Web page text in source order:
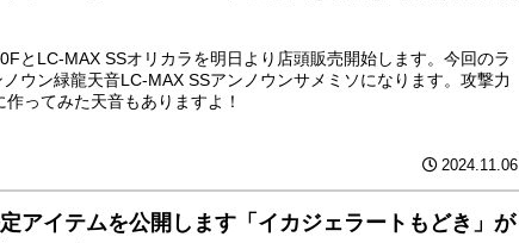
とLC-MAX SSオリカラを明日より店頭販売開始します。今回のラ
ウン緑龍天音LC-MAX SSアンノウンサメミソになります。攻撃力
ってみた天音もありますよ！
2024.11.06
アイテムを公開します️「イカジェラートもどき」が